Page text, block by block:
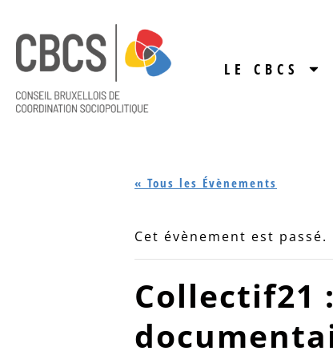
LE CBCS
« Tous les Évènements
Cet évènement est passé.
Collectif21